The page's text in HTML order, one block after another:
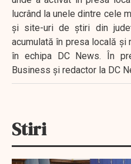
lucrând la unele dintre cele
şi site-uri de ştiri din
acumulată în presa locală şi
în echipa DC News. În
Business şi redactor la DC
Stiri